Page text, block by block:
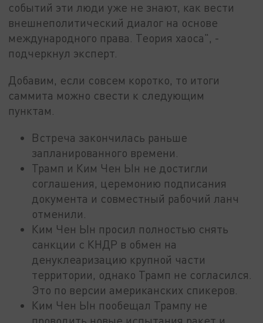
событий эти люди уже не знают, как вести
внешнеполитический диалог на основе
международного права. Теория хаоса", -
подчеркнул эксперт.
Добавим, если совсем коротко, то итоги
саммита можно свести к следующим
пунктам.
Встреча закончилась раньше
запланированного времени.
Трамп и Ким Чен Ын не достигли
соглашения, церемонию подписания
документа и совместный рабочий ланч
отменили.
Ким Чен Ын просил полностью снять
санкции с КНДР в обмен на
денуклеаризацию крупной части
территории, однако Трамп не согласился.
Это по версии американских спикеров.
Ким Чен Ын пообещал Трампу не
проводить новые испытания ракет и